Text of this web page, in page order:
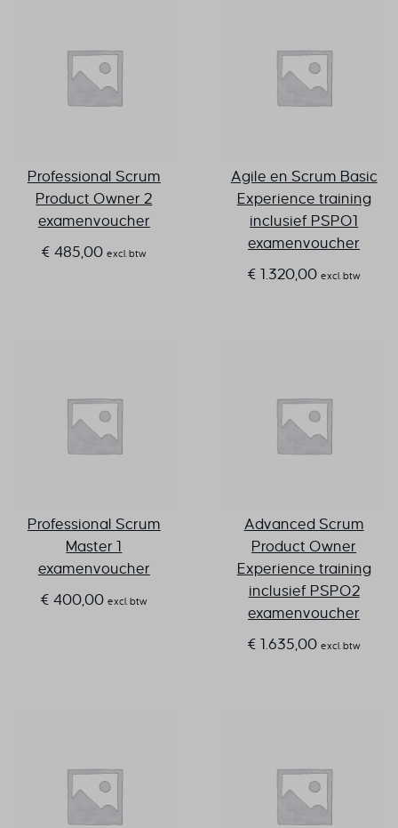
Professional Scrum
Product Owner 2
examenvoucher
€ 485,00 excl. btw
Agile en Scrum Basic
Experience training
inclusief PSPO1
examenvoucher
€ 1.320,00 excl. btw
Professional Scrum
Master 1
examenvoucher
€ 400,00 excl. btw
Advanced Scrum
Product Owner
Experience training
inclusief PSPO2
examenvoucher
€ 1.635,00 excl. btw